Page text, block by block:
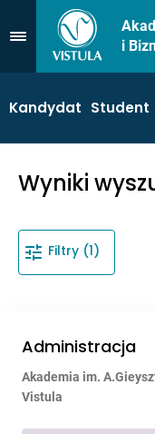
Przejdź do Menui
Kandydat Student
Wyniki
Filtry (1)
Administracja
Akademia im.
Vistula